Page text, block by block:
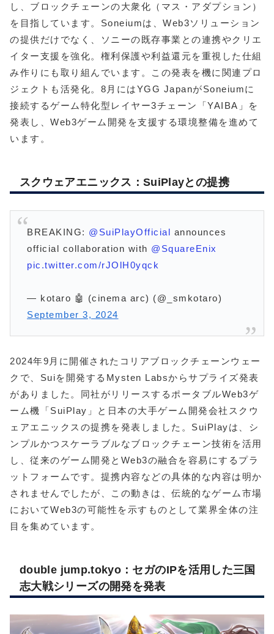
し、ブロックチェーンの大衆化（マス・アダプション）
を目指しています。Soneiumは、Web3ソリューション
の提供だけでなく、ソニーの既存事業との連携やクリエ
イター支援を強化。権利保護や利益還元を重視した仕組
み作りにも取り組んでいます。この発表を機に関連プロ
ジェクトも活発化。8月にはYGG JapanがSoneiumに
接続するゲーム特化型レイヤー3チェーン「YAIBA」を
発表し、Web3ゲーム開発を支援する環境整備を進めて
います。
スクウェアエニックス：SuiPlayとの提携
BREAKING: @SuiPlayOfficial announces
official collaboration with @SquareEnix
pic.twitter.com/rJOlH0yqck
— kotaro 🤖 (cinema arc) (@_smkotaro)
September 3, 2024
2024年9月に開催されたコリアブロックチェーンウェー
クで、Suiを開発するMysten Labsからサプライズ発表
がありました。同社がリリースするポータブルWeb3ゲ
ーム機「SuiPlay」と日本の大手ゲーム開発会社スクウ
ェアエニックスの提携を発表しました。SuiPlayは、シ
ンプルかつスケーラブルなブロックチェーン技術を活用
し、従来のゲーム開発とWeb3の融合を容易にするプラ
ットフォームです。提携内容などの具体的な内容は明か
されませんでしたが、この動きは、伝統的なゲーム市場
においてWeb3の可能性を示すものとして業界全体の注
目を集めています。
double jump.tokyo：セガのIPを活用した三国
志大戦シリーズの開発を発表